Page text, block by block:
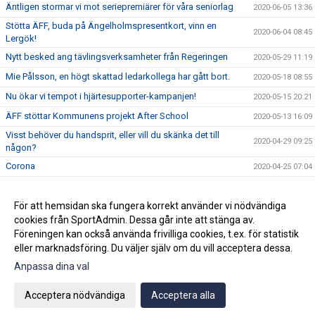
Äntligen stormar vi mot seriepremiärer för våra seniorlag 2020-06-05 13:36
Stötta ÄFF, buda på Ängelholmspresentkort, vinn en
Lergök!
2020-06-04 08:45
Nytt besked ang tävlingsverksamheter från Regeringen 2020-05-29 11:19
Mie Pålsson, en högt skattad ledarkollega har gått bort. 2020-05-18 08:55
Nu ökar vi tempot i hjärtesupporter-kampanjen! 2020-05-15 20:21
ÄFF stöttar Kommunens projekt After School 2020-05-13 16:09
Visst behöver du handsprit, eller vill du skänka det till
någon?
2020-04-29 09:25
Corona 2020-04-25 07:04
Bli Hjärtesupporter! Stötta ÄFF 2020-04-22 08:15
Info från Supporterklubben samt dragning Måltian 2020-04-20 11:54
Herrlagsmatch på lördag inställd 2020-04-17 08:19
Tillfälliga, begränsade öppettider på Kansliet
Ingen publik på våra Seniorers träningsmatcher (Dam/Herr)
Köp Bingolotto digitalt o stötta ÄFF
För att hemsidan ska fungera korrekt använder vi nödvändiga
cookies från SportAdmin. Dessa går inte att stänga av.
Föreningen kan också använda frivilliga cookies, t.ex. för statistik
eller marknadsföring. Du väljer själv om du vill acceptera dessa.
Anpassa dina val
Acceptera nödvändiga Acceptera alla